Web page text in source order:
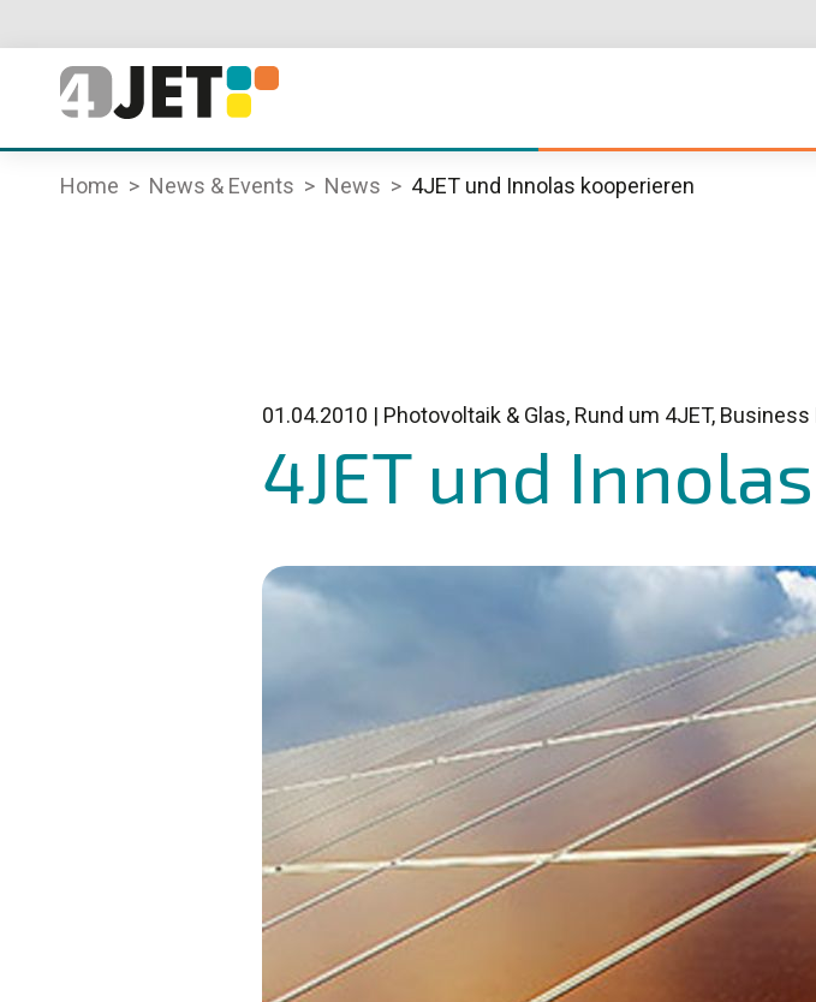
Home News & Events News 4JET und Innolas kooperieren
01.04.2010 | Photovoltaik & Glas, Rund um 4JET, Business
4JET und